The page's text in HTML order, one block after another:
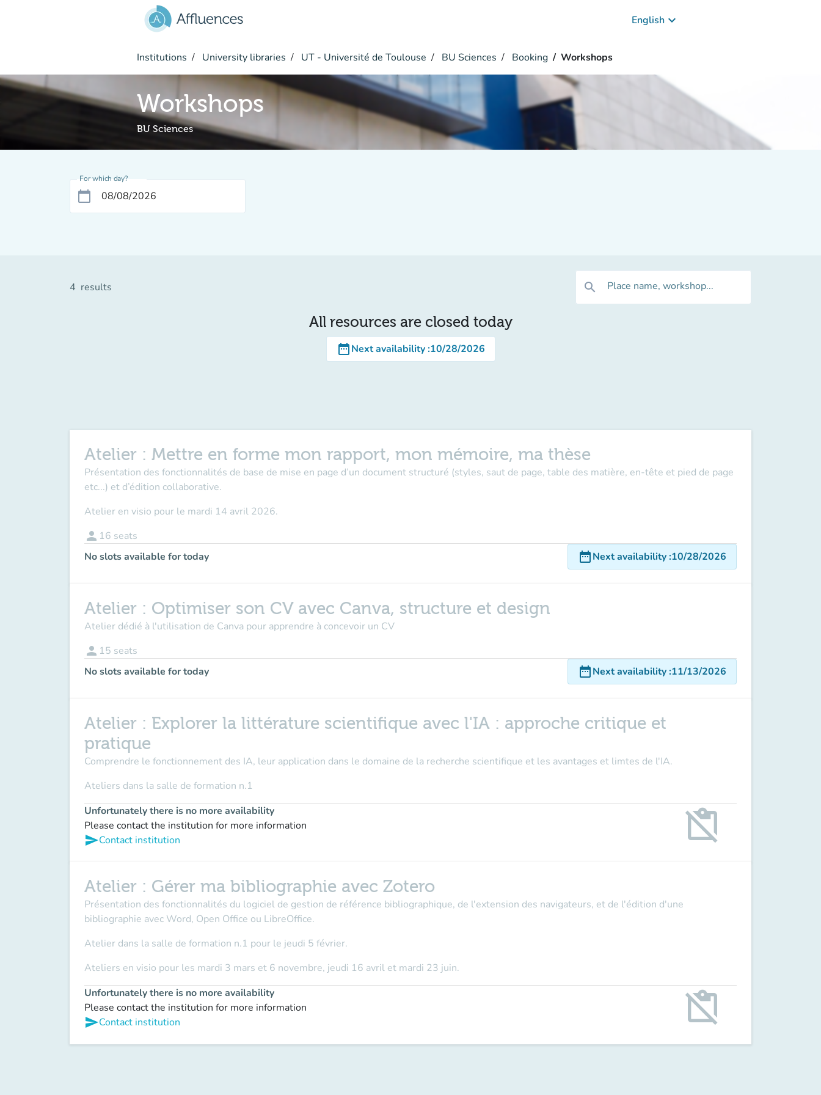
English keyboard_arrow_down
Institutions University libraries UT - Université de Toulouse BU Sciences Booking Workshops
Workshops
BU Sciences
For which day?
calendar_today
4 results search Place name, workshop...
All resources are closed today
date_rangeNext availability:10/28/2026
Atelier : Mettre en forme mon rapport, mon mémoire, ma thèse
Présentation des fonctionnalités de base de mise en page d’un document structuré (styles, saut de page, table des matière, en-tête et pied de page
etc...) et d’édition collaborative.
Atelier en visio pour le mardi 14 avril 2026.
person 16 seats
No slots available for today
date_rangeNext availability:10/28/2026
Atelier : Optimiser son CV avec Canva, structure et design
Atelier dédié à l'utilisation de Canva pour apprendre à concevoir un CV
person 15 seats
No slots available for today
date_rangeNext availability:11/13/2026
Atelier : Explorer la littérature scientifique avec l'IA : approche critique et
pratique
Comprendre le fonctionnement des IA, leur application dans le domaine de la recherche scientifique et les avantages et limtes de l'IA.
Ateliers dans la salle de formation n.1
Unfortunately there is no more availability
Please contact the institution for more information
sendContact institution content_paste_off
Atelier : Gérer ma bibliographie avec Zotero
Présentation des fonctionnalités du logiciel de gestion de référence bibliographique, de l'extension des navigateurs, et de l'édition d'une
bibliographie avec Word, Open Office ou LibreOffice.
Atelier dans la salle de formation n.1 pour le jeudi 5 février.
Ateliers en visio pour les mardi 3 mars et 6 novembre, jeudi 16 avril et mardi 23 juin.
Unfortunately there is no more availability
Please contact the institution for more information
sendContact institution content_paste_off